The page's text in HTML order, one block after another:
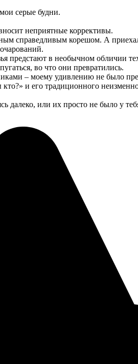
серые будни.
неприятные коррективы.
справедливым корешом. А
предстают в необычном обличии
во что они превратились.
– моему удивлению не было
и его традиционного
далеко, или их просто не было у